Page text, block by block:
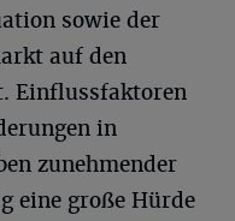
sowie der
auf den
Einflussfaktoren
in
zunehmender
eine große Hürde